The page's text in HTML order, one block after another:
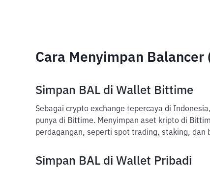
Cara Menyimpan Balancer
Simpan BAL di Wallet Bittime
Sebagai crypto exchange tepercaya di
punya di Bittime. Menyimpan aset kripto di
perdagangan, seperti spot trading, staking, dan
Simpan BAL di Wallet Pribadi